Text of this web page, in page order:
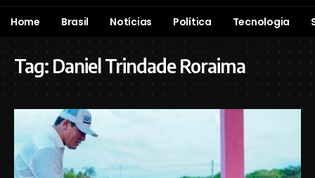
Home Brasil Notícias Política Tecnologia
Tag: Daniel Trindade Roraima